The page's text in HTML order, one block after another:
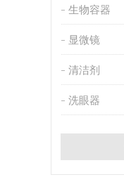
生物容器
显微镜
清洁剂
洗眼器